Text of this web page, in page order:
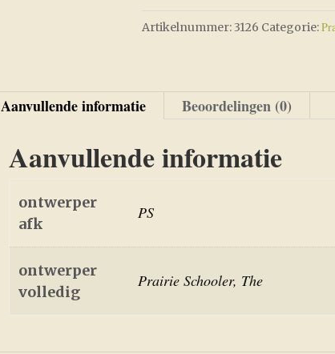
Artikelnummer:3126 Categorie:
Aanvullende informatie Beoordelingen (0)
Aanvullende informatie
ontwerper
afk
PS
ontwerper
volledig
Prairie Schooler, The